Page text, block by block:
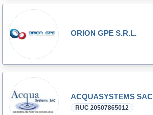
ORION GPE S.R.L.
ACQUASYSTEMS SAC
RUC 20507865012